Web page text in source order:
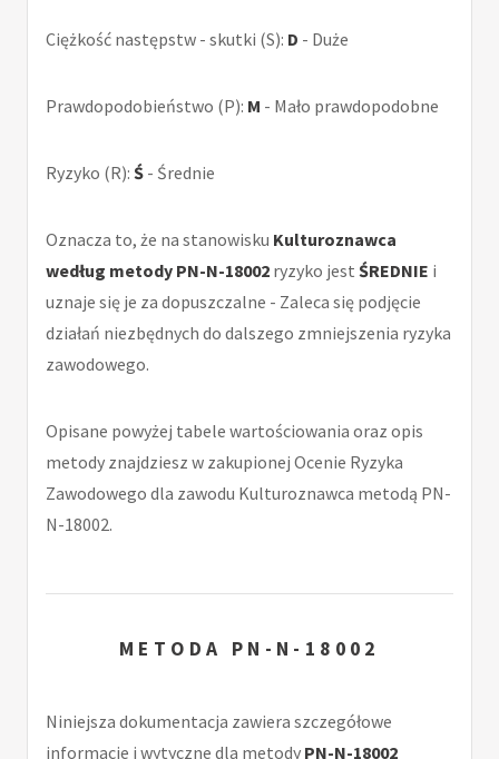
Ciężkość następstw - skutki (S): D - Duże
Prawdopodobieństwo (P): M - Mało prawdopodobne
Ryzyko (R): Ś - Średnie
Oznacza to, że na stanowisku Kulturoznawca
według metody PN-N-18002 ryzyko jest ŚREDNIE i
uznaje się je za dopuszczalne - Zaleca się podjęcie
działań niezbędnych do dalszego zmniejszenia ryzyka
zawodowego.
Opisane powyżej tabele wartościowania oraz opis
metody znajdziesz w zakupionej Ocenie Ryzyka
Zawodowego dla zawodu Kulturoznawca metodą PN-
N-18002.
METODA PN-N-18002
Niniejsza dokumentacja zawiera szczegółowe
informacje i wytyczne dla metody PN-N-18002